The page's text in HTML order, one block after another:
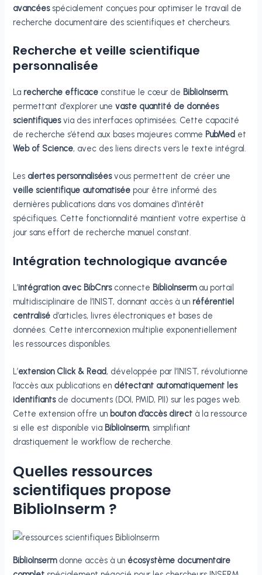
avancéesspécialement conçues pour optimiser le travail de
recherche documentaire des scientifiques et chercheurs.
Recherche et veille scientifique
personnalisée
La recherche efficace constitue le cœur de BiblioInserm,
permettant d’explorer unevaste quantité de données
scientifiquesvia des interfaces optimisées. Cette capacité
de recherche s’étend aux bases majeures comme PubMed et
Web of Science, avec des liens directs vers le texte intégral.
Les alertes personnaliséesvous permettent de créer une
veille scientifique automatisée pour être informé des
dernières publications dans vos domaines d’intérêt
spécifiques. Cette fonctionnalité maintient votre expertise à
jour sans effort de recherche manuel constant.
Intégration technologique avancée
L’intégration avec BibCnrsconnecte BiblioInsermau portail
multidisciplinaire de l’INIST, donnant accès à un référentiel
centralisé d’articles, livres électroniques et bases de
données. Cette interconnexion multiplie exponentiellement
les ressources disponibles.
L’extension Click & Read, développée par l’INIST, révolutionne
l’accès aux publications en détectant automatiquement les
identifiantsde documents (DOI, PMID, PII) sur les pages web.
Cette extension offre un bouton d’accès direct à la ressource
si elle est disponible via BiblioInserm, simplifiant
drastiquement le workflow de recherche.
Quelles ressources
scientifiques propose
BiblioInserm ?
BiblioInsermdonne accès à un écosystème documentaire